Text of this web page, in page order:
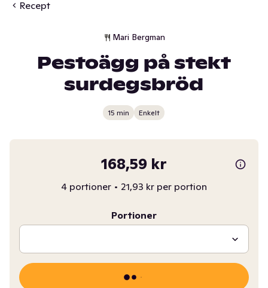
Recept
Mari Bergman
Pestoägg på stekt
surdegsbröd
15 min Enkelt
168,59 kr
4 portioner • 21,93 kr per portion
Portioner